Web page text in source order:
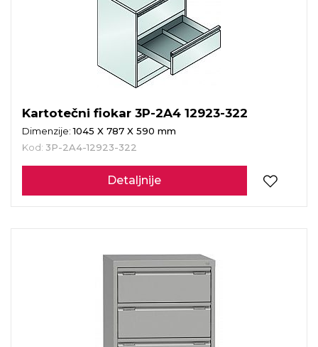
Kartotečni fiokar 3P-2A4 12923-322
Dimenzije:1045 X 787 X 590 mm
Kod: 3P-2A4-12923-322
Detaljnije